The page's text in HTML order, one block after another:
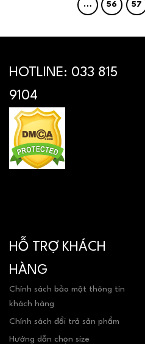
… 56 57
HOTLINE: 033 815
9104
HỖ TRỢ KHÁCH
HÀNG
Chính sách bảo mật thông tin
khách hàng
Chính sách đổi trả sản phẩm
Hướng dẫn chọn size